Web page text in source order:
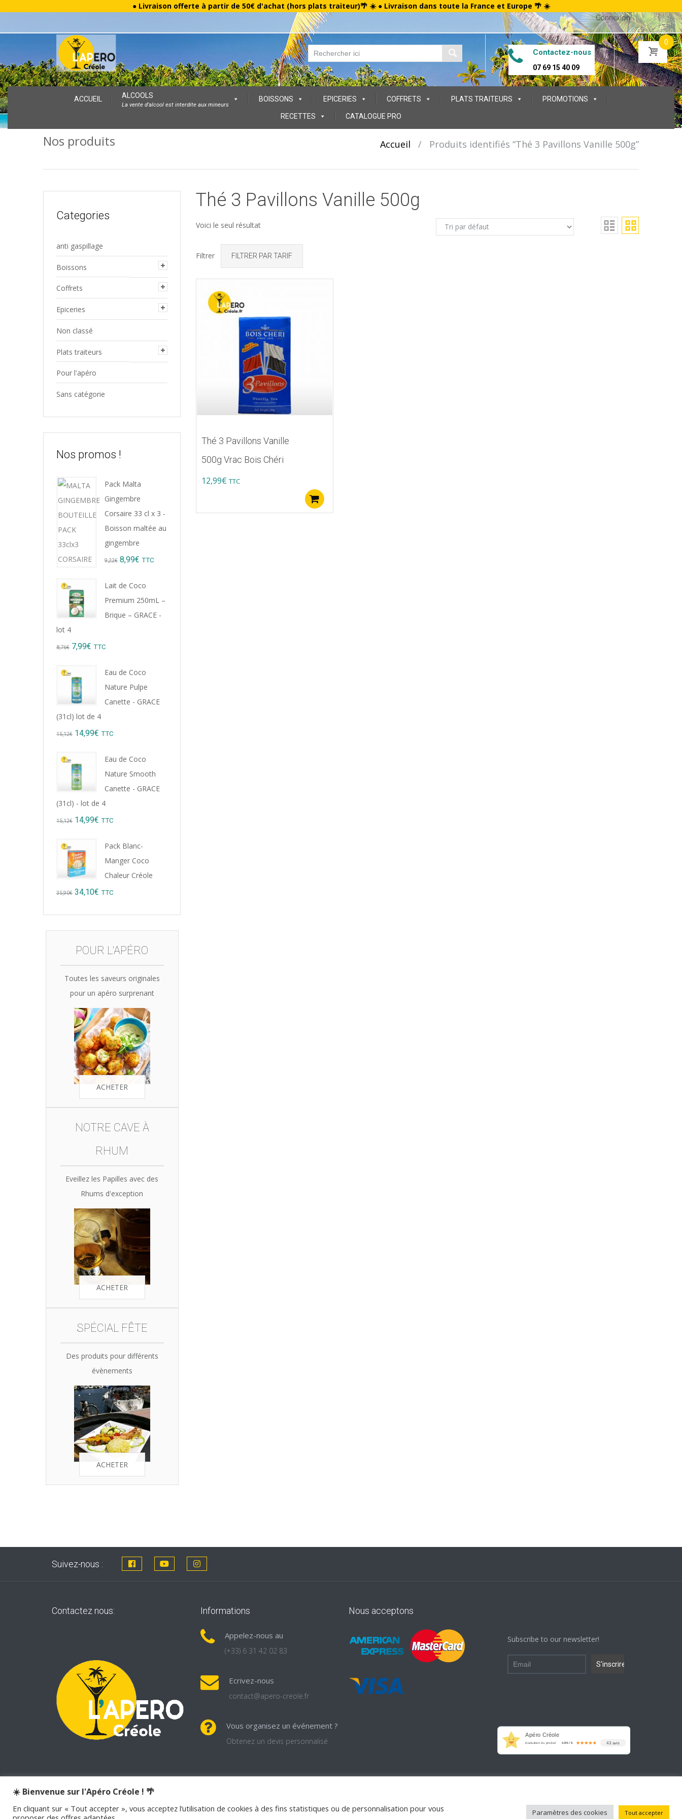
● Livraison offerte à partir de 50€ d'achat (hors plats traiteur)🌴 ☀️ ● Livraison dans toute la France et Europe 🌴 ☀️
Connexion
Contactez-nous
07 69 15 40 09
0
Skip
to
content
ACCUEIL ALCOOLS
La vente d’alcool est interdite aux mineurs
BOISSONS EPICERIES COFFRETS PLATS TRAITEURS PROMOTIONS
RECETTES CATALOGUE PRO
Nos produits Accueil / Produits identifiés “Thé 3 Pavillons Vanille 500g”
Thé 3 Pavillons Vanille 500g
Voici le seul résultat
Filtrer FILTRER PAR TARIF
Thé 3 Pavillons Vanille
500g Vrac Bois Chéri
12,99€ TTC
Categories
anti gaspillage
Boissons
Coffrets
Epiceries
Non classé
Plats traiteurs
Pour l'apéro
Sans catégorie
Nos promos !
Pack Malta
Gingembre
Corsaire 33 cl x 3 -
Boisson maltée au
gingembre
9,22€ Original
8,99€ Current
TTC
Lait de Coco
Premium 250mL –
Brique – GRACE -
lot 4
8,76€ Original
was:
8,76€.
7,99€ Current
TTC
Eau de Coco
Nature Pulpe
Canette - GRACE
(31cl) lot de 4
15,12€ Original
was:
15,12€.
14,99€ Current
TTC
Eau de Coco
Nature Smooth
Canette - GRACE
(31cl) - lot de 4
15,12€ Original
was:
15,12€.
14,99€ Current
TTC
Pack Blanc-
Manger Coco
Chaleur Créole
35,90€ Original
34,10€ Current
TTC
POUR L'APÉRO
Toutes les saveurs originales
pour un apéro surprenant
ACHETER
NOTRE CAVE À
RHUM
Eveillez les Papilles avec des
Rhums d'exception
ACHETER
SPÉCIAL FÊTE
Des produits pour différents
évènements
ACHETER
Suivez-nous :
Contactez nous: Informations
Appelez-nous au
(+33) 6 31 42 02 83
Ecrivez-nous
contact@apero-creole.fr
Vous organisez un événement ?
Obtenez un devis personnalisé
Nous acceptons
Subscribe to our newsletter!
Apéro Créole
évaluation du produit 4.95 / 5 43 avis
© 2026 APERO CREOLE . Tous les droits sont réservés
☀️ Bienvenue sur l'Apéro Créole ! 🌴
En cliquant sur « Tout accepter », vous acceptez l’utilisation de cookies à des fins statistiques ou de personnalisation pour vous
Paramètres des cookies Tout accepter